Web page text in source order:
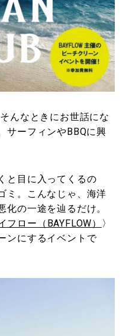
#MUSIC #MOVIE
#OUTDOOR
HANDBOOK
んなときにお世話にな
サーフィンやBBQに興
と目に入ってくるの
ミ。こんなじゃ、海洋
化の一途を辿るだけ。
フロー（BAYFLOW）
〉
ンにするイベントで